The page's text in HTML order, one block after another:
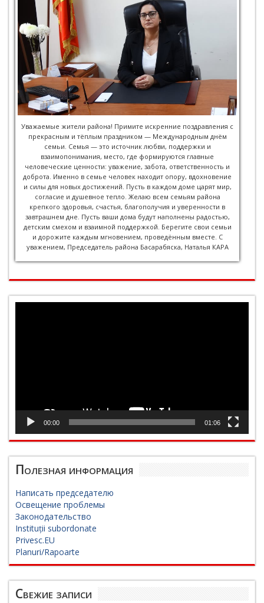
Уважаемые жители района! Примите искренние поздравления с
прекрасным и тёплым праздником — Международным днём
семьи. Семья — это источник любви, поддержки и
взаимопонимания, место, где формируются главные
человеческие ценности: уважение, забота, ответственность и
доброта. Именно в семье человек находит опору, вдохновение
и силы для новых достижений. Пусть в каждом доме царят мир,
согласие и душевное тепло. Желаю всем семьям района
крепкого здоровья, счастья, благополучия и уверенности в
завтрашнем дне. Пусть ваши дома будут наполнены радостью,
детским смехом и взаимной поддержкой. Берегите свои семьи
и дорожите каждым мгновением, проведённым вместе. С
уважением, Председатель района Басарабяска, Наталья КАРА
00:00 01:06
Полезная информация
Написать председателю
Освещение проблемы
Законодательство
Instituții subordonate
Privesc.EU
Planuri/Rapoarte
Свежие записи